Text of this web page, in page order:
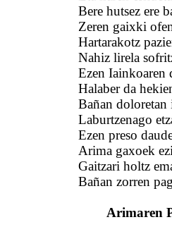
Bere hutsez ere
Zeren gaixki
Hartarakotz
Nahiz lirela
Ezen Iainkoaren
Halaber da
Bañan doloretan
Laburtzenago
Ezen preso
Arima gaxoek
Gaitzari holtz
Bañan zorren
Arimaren